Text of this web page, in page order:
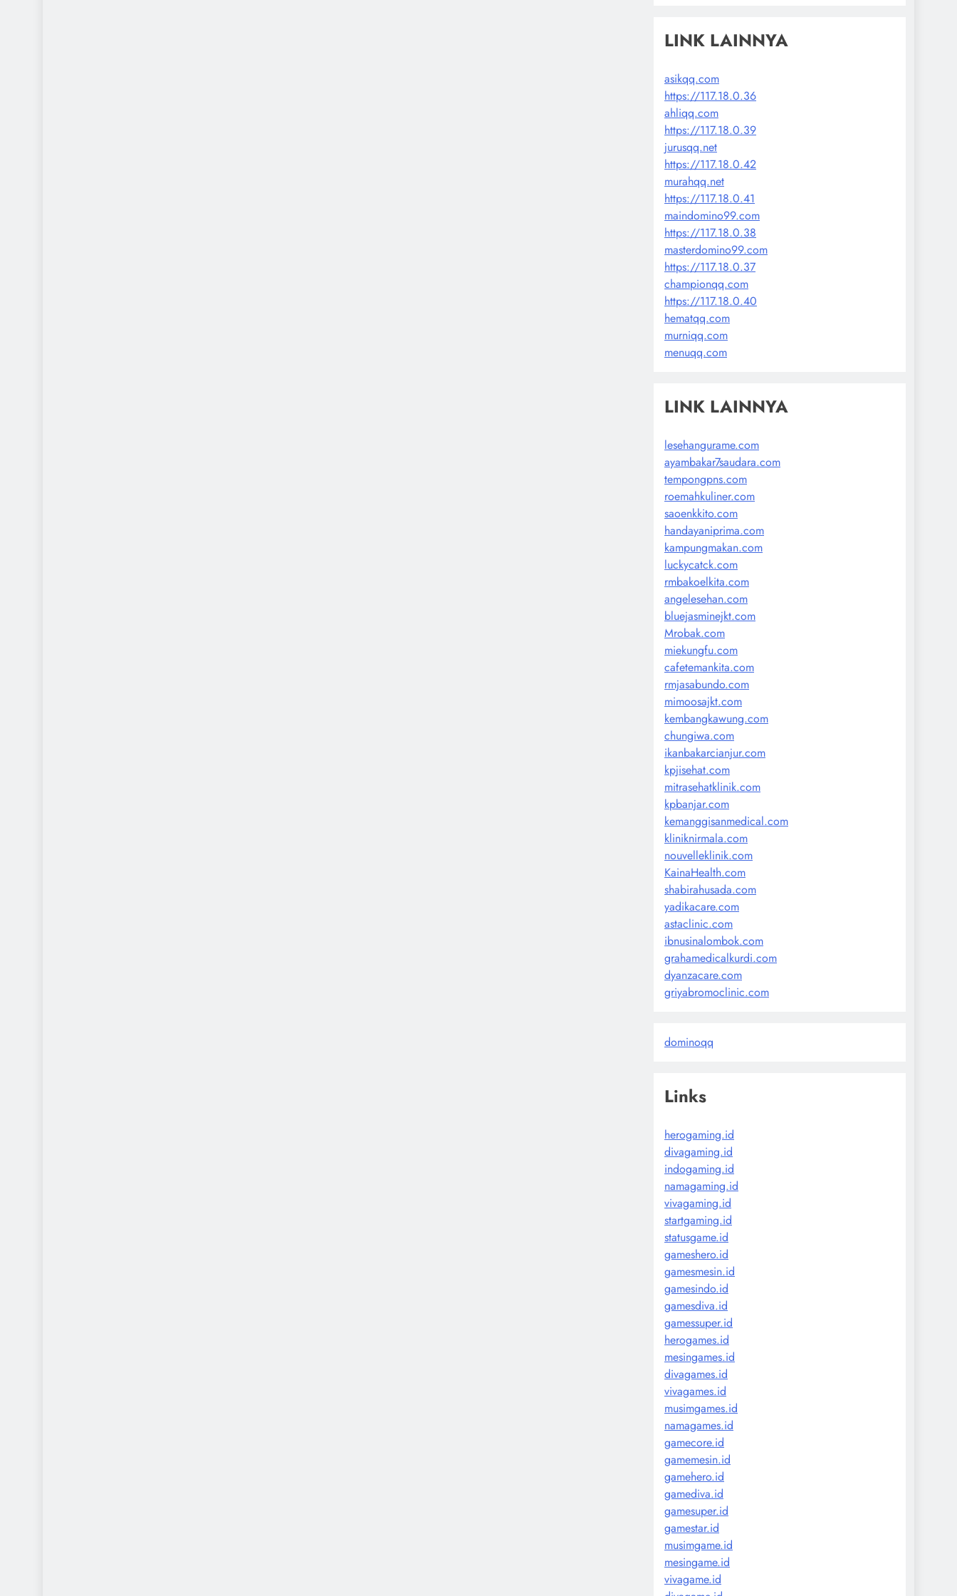
LINK LAINNYA
asikqq.com
https://117.18.0.36
ahliqq.com
https://117.18.0.39
jurusqq.net
https://117.18.0.42
murahqq.net
https://117.18.0.41
maindomino99.com
https://117.18.0.38
masterdomino99.com
https://117.18.0.37
championqq.com
https://117.18.0.40
hematqq.com
murniqq.com
menuqq.com
LINK LAINNYA
lesehangurame.com
ayambakar7saudara.com
tempongpns.com
roemahkuliner.com
saoenkkito.com
handayaniprima.com
kampungmakan.com
luckycatck.com
rmbakoelkita.com
angelesehan.com
bluejasminejkt.com
Mrobak.com
miekungfu.com
cafetemankita.com
rmjasabundo.com
mimoosajkt.com
kembangkawung.com
chungiwa.com
ikanbakarcianjur.com
kpjisehat.com
mitrasehatklinik.com
kpbanjar.com
kemanggisanmedical.com
kliniknirmala.com
nouvelleklinik.com
KainaHealth.com
shabirahusada.com
yadikacare.com
astaclinic.com
ibnusinalombok.com
grahamedicalkurdi.com
dyanzacare.com
griyabromoclinic.com
dominoqq
Links
herogaming.id
divagaming.id
indogaming.id
namagaming.id
vivagaming.id
startgaming.id
statusgame.id
gameshero.id
gamesmesin.id
gamesindo.id
gamesdiva.id
gamessuper.id
herogames.id
mesingames.id
divagames.id
vivagames.id
musimgames.id
namagames.id
gamecore.id
gamemesin.id
gamehero.id
gamediva.id
gamesuper.id
gamestar.id
musimgame.id
mesingame.id
vivagame.id